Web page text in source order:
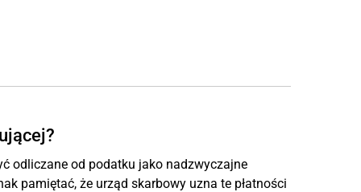
odliczane od podatku jako nadzwyczajne
pamiętać, że urząd skarbowy uzna te płatności